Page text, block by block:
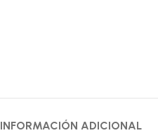
INFORMACIÓN ADICIONAL